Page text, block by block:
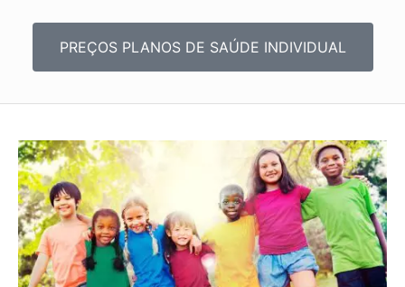
PREÇOS PLANOS DE SAÚDE INDIVIDUAL